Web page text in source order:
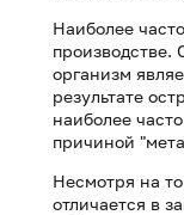
Наиболее
производстве.
организм
результате
наиболее
причиной
Несмотря на
отличается в